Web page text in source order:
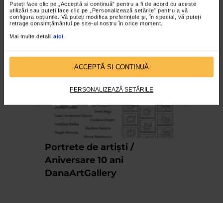
Puteți face clic pe „Acceptă si continuă” pentru a fi de acord cu aceste
utilizări sau puteți face clic pe „Personalizează setările” pentru a vă
configura opțiunile. Vă puteți modifica preferințele și, în special, vă puteți
retrage consimțământul pe site-ul nostru în orice moment.
Mai multe detalii aici.
ACCEPTĂ SI CONTINUĂ
PERSONALIZEAZĂ SETĂRILE
Portrete de artiști /
Aniversare 10 ani
DanaArtGallery